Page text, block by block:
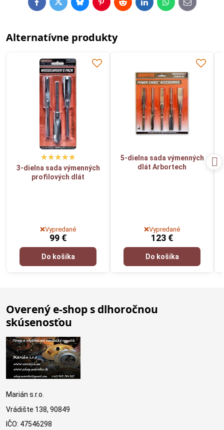
FacebookTwitterBlueskyPinterestRedditLinkedInWhatsApp
E-
mail
Alternatívne produkty
3-dielna sada výmenných
profilových dlát
❌Vypredané
99 €
Do košíka
5-dielna sada výmenných
dlát Arbortech
❌Vypredané
123 €
Do košíka
Overený e-shop s dlhoročnou
skúsenosťou
Marián s.r.o.
Vrádište 138, 90849
IČO: 47546298